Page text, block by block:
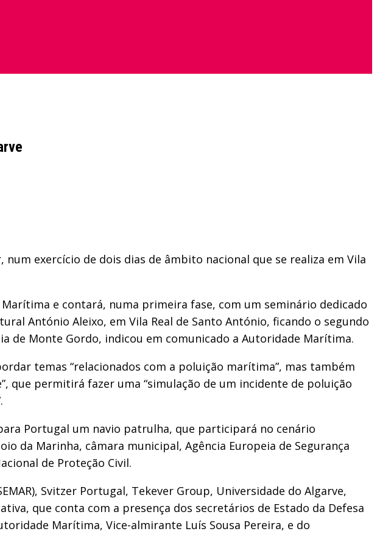
exercício de dois dias de âmbito nacional que se realiza em Vila
e contará, numa primeira fase, com um seminário dedicado
António Aleixo, em Vila Real de Santo António, ficando o segundo
de Monte Gordo, indicou em comunicado a Autoridade Marítima.
temas “relacionados com a poluição marítima”, mas também
que permitirá fazer uma “simulação de um incidente de poluição
Portugal um navio patrulha, que participará no cenário
da Marinha, câmara municipal, Agência Europeia de Segurança
de Proteção Civil.
Svitzer Portugal, Tekever Group, Universidade do Algarve,
que conta com a presença dos secretários de Estado da Defesa
Marítima, Vice-almirante Luís Sousa Pereira, e do